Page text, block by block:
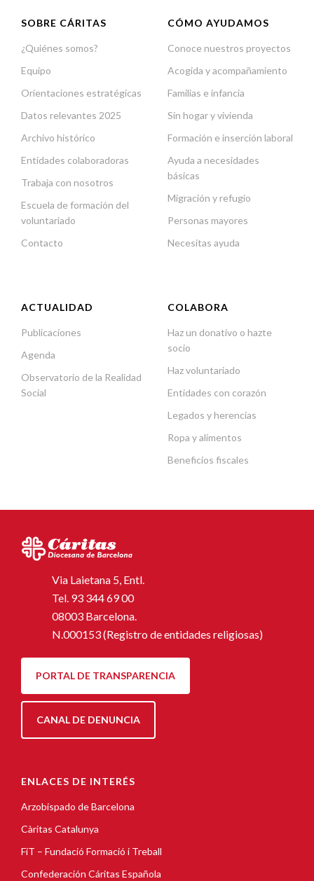
SOBRE CÁRITAS
¿Quiénes somos?
Equipo
Orientaciones estratégicas
Datos relevantes 2025
Archivo histórico
Entidades colaboradoras
Trabaja con nosotros
Escuela de formación del
voluntariado
Contacto
CÓMO AYUDAMOS
Conoce nuestros proyectos
Acogida y acompañamiento
Familias e infancia
Sin hogar y vivienda
Formación e inserción laboral
Ayuda a necesidades
básicas
Migración y refugio
Personas mayores
Necesitas ayuda
ACTUALIDAD
Publicaciones
Agenda
Observatorio de la Realidad
Social
COLABORA
Haz un donativo o hazte
socio
Haz voluntariado
Entidades con corazón
Legados y herencias
Ropa y alimentos
Beneficios fiscales
Via Laietana 5, Entl.
Tel. 93 344 69 00
08003 Barcelona.
N.000153 (Registro de entidades religiosas)
PORTAL DE TRANSPARENCIA
CANAL DE DENUNCIA
ENLACES DE INTERÉS
Arzobispado de Barcelona
Càritas Catalunya
FiT – Fundació Formació i Treball
Confederación Cáritas Española